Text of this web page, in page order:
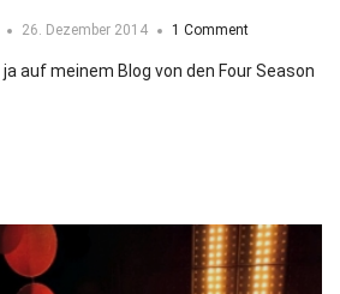
26. Dezember 2014 1 Comment
auf meinem Blog von den Four Season